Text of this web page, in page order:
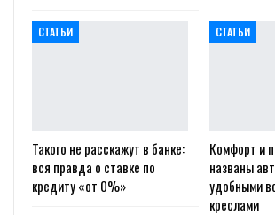
СТАТЬИ
Такого не расскажут в банке:
вся правда о ставке по
кредиту «от 0%»
СТАТЬИ
Комфорт и
названы
удобными
креслами